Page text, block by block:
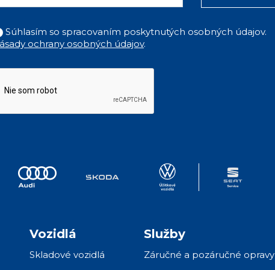
Súhlasím so spracovaním poskytnutých osobných údajov.
ochrany osobných údajov.
Vozidlá
Skladové vozidlá
Služby
Záručné a pozáručné opravy